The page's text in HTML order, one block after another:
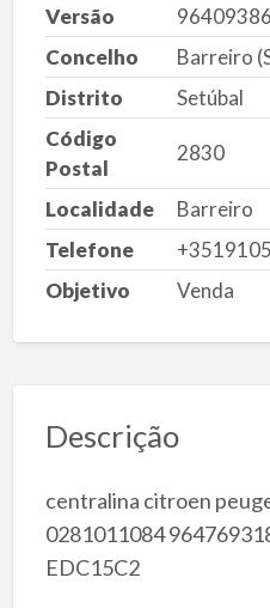
Versão
Concelho
Barreiro
Distrito
Setúbal
Código
Postal
2830
Localidade
Barreiro
Telefone
Objetivo
Venda
Descrição
centralina citroen
0281011084
EDC15C2